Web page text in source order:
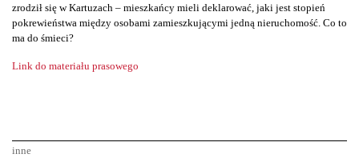
zrodził się w Kartuzach – mieszkańcy mieli deklarować, jaki jest stopień
pokrewieństwa między osobami zamieszkującymi jedną nieruchomość. Co to
ma do śmieci?
Link do materiału prasowego
inne